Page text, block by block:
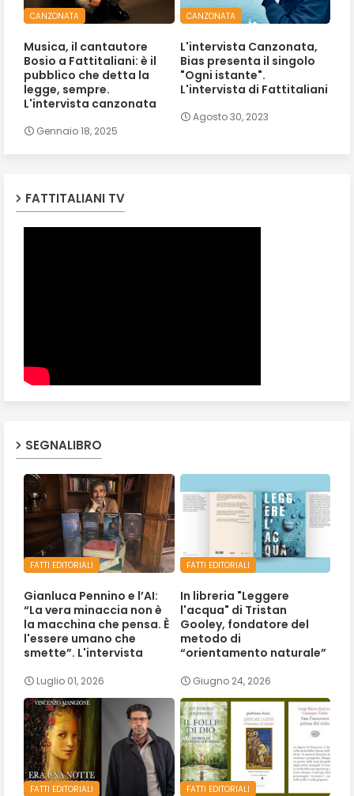
CANZONATA
Musica, il cantautore
Bosio a Fattitaliani: è il
pubblico che detta la
legge, sempre.
L'intervista canzonata
Gennaio 18, 2025
CANZONATA
L'intervista Canzonata,
Bias presenta il singolo
"Ogni istante".
L'intervista di Fattitaliani
Agosto 30, 2023
FATTITALIANI TV
SEGNALIBRO
FATTI EDITORIALI
Gianluca Pennino e l’AI:
“La vera minaccia non è
la macchina che pensa. È
l'essere umano che
smette”. L'intervista
Luglio 01, 2026
FATTI EDITORIALI
In libreria "Leggere
l'acqua" di Tristan
Gooley, fondatore del
metodo di
“orientamento naturale”
Giugno 24, 2026
FATTI EDITORIALI FATTI EDITORIALI